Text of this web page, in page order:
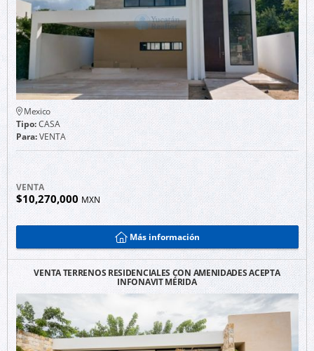
Mexico
Tipo:CASA
Para:VENTA
VENTA
$10,270,000MXN
Más información
VENTA TERRENOS RESIDENCIALES CON AMENIDADES ACEPTA
INFONAVIT MÉRIDA